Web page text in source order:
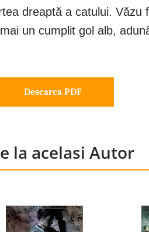
dreaptă a catului. Văzu
un cumplit gol alb,
Descarca PDF
la acelasi Autor